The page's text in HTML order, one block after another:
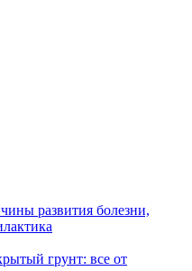
развития болезни,
грунт: все от